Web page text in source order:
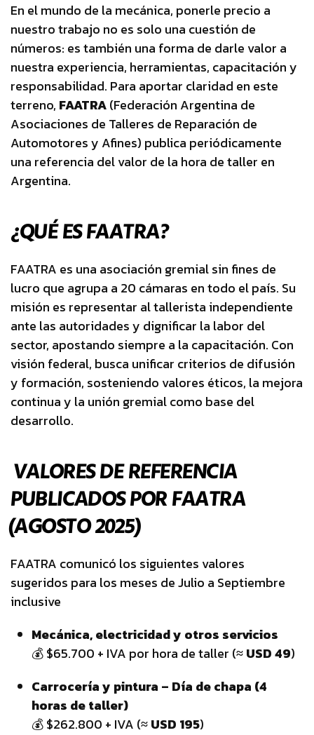
En el mundo de la mecánica, ponerle precio a
nuestro trabajo no es solo una cuestión de
números: es también una forma de darle valor a
nuestra experiencia, herramientas, capacitación y
responsabilidad. Para aportar claridad en este
terreno, FAATRA(Federación Argentina de
Asociaciones de Talleres de Reparación de
Automotores y Afines) publica periódicamente
una referencia del valor de la hora de taller en
Argentina.
¿QUÉ ES FAATRA?
FAATRA es una asociación gremial sin fines de
lucro que agrupa a 20 cámaras en todo el país. Su
misión es representar al tallerista independiente
ante las autoridades y dignificar la labor del
sector, apostando siempre a la capacitación. Con
visión federal, busca unificar criterios de difusión
y formación, sosteniendo valores éticos, la mejora
continua y la unión gremial como base del
desarrollo.
VALORES DE REFERENCIA
PUBLICADOS POR FAATRA
(AGOSTO 2025)
FAATRA comunicó los siguientes valores
sugeridos para los meses de Julio a Septiembre
inclusive
Mecánica, electricidad y otros servicios
💰 $65.700 + IVA por hora de taller (≈ USD 49)
Carrocería y pintura – Día de chapa (4
horas de taller)
💰 $262.800 + IVA (≈ USD 195)